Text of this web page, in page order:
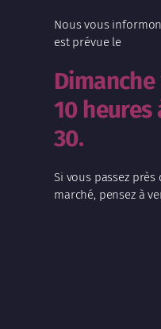
Nous vous
est prévue le
10 heures
30.
Si vous passez
marché, pensez à